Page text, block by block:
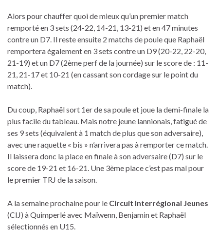
Alors pour chauffer quoi de mieux qu’un premier match
remporté en 3 sets (24-22, 14-21, 13-21) et en 47 minutes
contre un D7. Il reste ensuite 2 matchs de poule que Raphaël
remportera également en 3 sets contre un D9 (20-22, 22-20,
21-19) et un D7 (2ème perf de la journée) sur le score de : 11-
21, 21-17 et 10-21 (en cassant son cordage sur le point du
match).
Du coup, Raphaël sort 1er de sa poule et joue la demi-finale la
plus facile du tableau. Mais notre jeune lannionais, fatigué de
ses 9 sets (équivalent à 1 match de plus que son adversaire),
avec une raquette « bis » n’arrivera pas à remporter ce match.
Il laissera donc la place en finale à son adversaire (D7) sur le
score de 19-21 et 16-21. Une 3ème place c’est pas mal pour
le premier TRJ de la saison.
A la semaine prochaine pour le Circuit Interrégional Jeunes
(CIJ) à Quimperlé avec Maïwenn, Benjamin et Raphaël
sélectionnés en U15.